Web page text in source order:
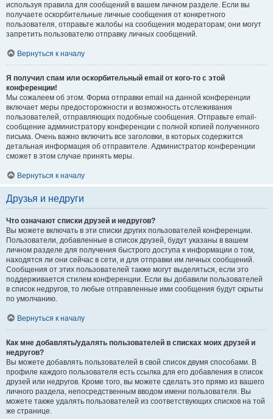
используя правила для сообщений в вашем личном разделе. Если вы
получаете оскорбительные личные сообщения от конкретного
пользователя, отправьте жалобы на сообщения модераторам; они могут
запретить пользователю отправку личных сообщений.
Вернуться к началу
Я получил спам или оскорбительный email от кого-то с этой
конференции!
Мы сожалеем об этом. Форма отправки email на данной конференции
включает меры предосторожности и возможность отслеживания
пользователей, отправляющих подобные сообщения. Отправьте email-
сообщение администратору конференции с полной копией полученного
письма. Очень важно включить все заголовки, в которых содержится
детальная информация об отправителе. Администратор конференции
сможет в этом случае принять меры.
Вернуться к началу
Друзья и недруги
Что означают списки друзей и недругов?
Вы можете включать в эти списки других пользователей конференции.
Пользователи, добавленные в список друзей, будут указаны в вашем
личном разделе для получения быстрого доступа к информации о том,
находятся ли они сейчас в сети, и для отправки им личных сообщений.
Сообщения от этих пользователей также могут выделяться, если это
поддерживается стилем конференции. Если вы добавили пользователей
в список недругов, то любые отправленные ими сообщения будут скрыты
по умолчанию.
Вернуться к началу
Как мне добавлять/удалять пользователей в списках моих друзей и
недругов?
Вы можете добавлять пользователей в свой список двумя способами. В
профиле каждого пользователя есть ссылка для его добавления в список
друзей или недругов. Кроме того, вы можете сделать это прямо из вашего
личного раздела, непосредственным вводом имени пользователя. Вы
можете также удалять пользователей из соответствующих списков на той
же странице.